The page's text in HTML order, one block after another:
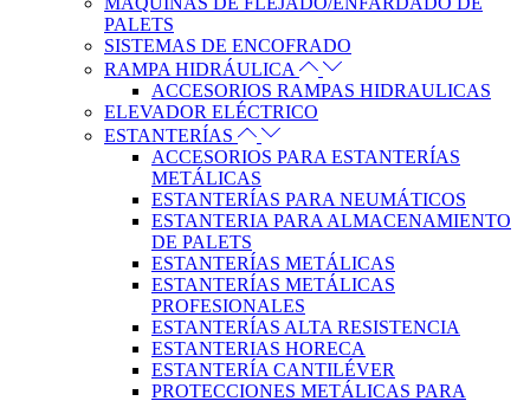
PALETS
SISTEMAS DE ENCOFRADO
RAMPA HIDRÁULICA
ACCESORIOS RAMPAS HIDRAULICAS
ELEVADOR ELÉCTRICO
ESTANTERÍAS
ACCESORIOS PARA ESTANTERÍAS
METÁLICAS
ESTANTERÍAS PARA NEUMÁTICOS
ESTANTERIA PARA ALMACENAMIENTO
DE PALETS
ESTANTERÍAS METÁLICAS
ESTANTERÍAS METÁLICAS
PROFESIONALES
ESTANTERÍAS ALTA RESISTENCIA
ESTANTERIAS HORECA
ESTANTERÍA CANTILÉVER
PROTECCIONES METÁLICAS PARA